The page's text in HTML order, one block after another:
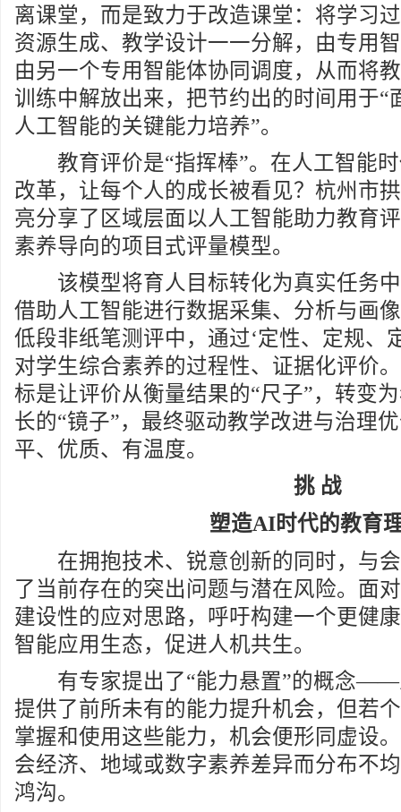
离课堂，而是致力于改造课堂：将学习
资源生成、教学设计一一分解，由专用
由另一个专用智能体协同调度，从而将
训练中解放出来，把节约出的时间用于“
人工智能的关键能力培养”。
教育评价是“指挥棒”。在人工智能时
改革，让每个人的成长被看见？杭州市
亮分享了区域层面以人工智能助力教育
素养导向的项目式评量模型。
该模型将育人目标转化为真实任务中
借助人工智能进行数据采集、分析与画
低段非纸笔测评中，通过‘定性、定规、
对学生综合素养的过程性、证据化评价
标是让评价从衡量结果的“尺子”，转变
长的“镜子”，最终驱动教学改进与治理
平、优质、有温度。
挑 战
塑造AI时代的教育
在拥抱技术、锐意创新的同时，与会
了当前存在的突出问题与潜在风险。面
建设性的应对思路，呼吁构建一个更健
智能应用生态，促进人机共生。
有专家提出了“能力悬置”的概念——
提供了前所未有的能力提升机会，但若
掌握和使用这些能力，机会便形同虚设
会经济、地域或数字素养差异而分布不
鸿沟。